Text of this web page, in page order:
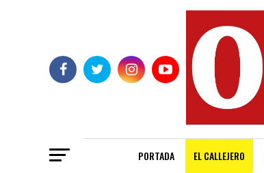
PORTADA EL CALLEJERO